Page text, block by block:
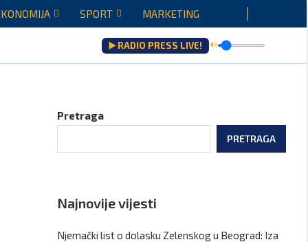
SPORT MARKETING
▶️ RADIO PRESS LIVE! 🔊
Pretraga
PRETRAGA
Najnovije vijesti
Njemački list o dolasku Zelenskog u Beograd: Iza